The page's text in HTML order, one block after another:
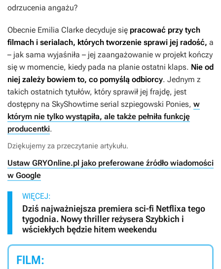
odrzucenia angażu?
Obecnie Emilia Clarke decyduje się pracować przy tych
filmach i serialach, których tworzenie sprawi jej radość, a
– jak sama wyjaśniła – jej zaangażowanie w projekt kończy
się w momencie, kiedy pada na planie ostatni klaps. Nie od
niej zależy bowiem to, co pomyślą odbiorcy. Jednym z
takich ostatnich tytułów, który sprawił jej frajdę, jest
dostępny na SkyShowtime serial szpiegowski Ponies, w
którym nie tylko wystąpiła, ale także pełniła funkcję
producentki.
Dziękujemy za przeczytanie artykułu.
Ustaw GRYOnline.pl jako preferowane źródło wiadomości
w Google
WIĘCEJ:
Dziś najważniejsza premiera sci-fi Netflixa tego
tygodnia. Nowy thriller reżysera Szybkich i
wściekłych będzie hitem weekendu
FILM: